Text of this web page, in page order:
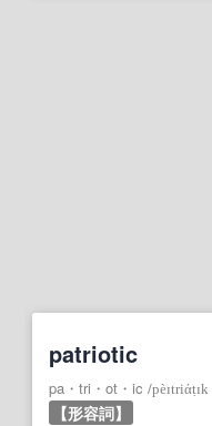
patriotic
pa・tri・ot・ic /pèɪtriάṭɪk
【形容詞】